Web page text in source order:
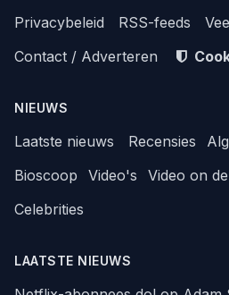
Privacybeleid
RSS-feeds
Contact / Adverteren
NIEUWS
Laatste nieuws Recensies
Bioscoop
Video's Video on
Celebrities
LAATSTE NIEUWS